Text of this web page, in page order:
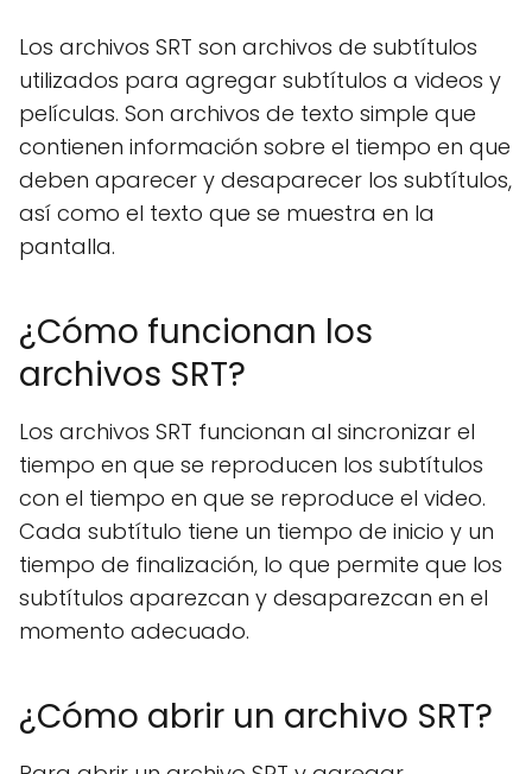
Los archivos SRT son archivos de subtítulos
utilizados para agregar subtítulos a videos y
películas. Son archivos de texto simple que
contienen información sobre el tiempo en que
deben aparecer y desaparecer los subtítulos,
así como el texto que se muestra en la
pantalla.
¿Cómo funcionan los
archivos SRT?
Los archivos SRT funcionan al sincronizar el
tiempo en que se reproducen los subtítulos
con el tiempo en que se reproduce el video.
Cada subtítulo tiene un tiempo de inicio y un
tiempo de finalización, lo que permite que los
subtítulos aparezcan y desaparezcan en el
momento adecuado.
¿Cómo abrir un archivo SRT?